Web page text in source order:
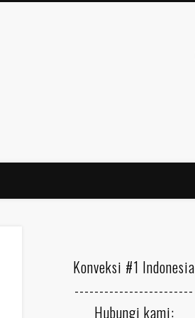
Konveksi #1 Indonesia
------------------------
Hubungi kami: